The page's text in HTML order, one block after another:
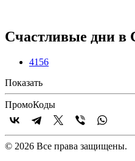
Счастливые дни в
4156
Показать
ПромоКоды
© 2026 Все права защищены.